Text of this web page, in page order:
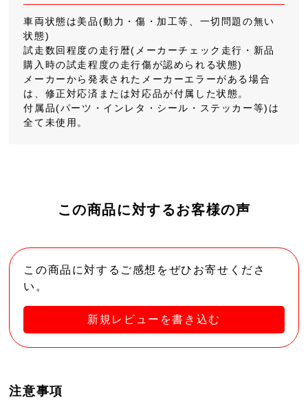
車両状態は美品(動力・傷・加工等、一切問題の無い
状態)
試走数回程度の走行暦(メーカーチェック走行・新品
購入時の試走程度の走行傷が認められる状態)
メーカーから発表されたメーカーエラーがある場合
は、修正対応済または対応品が付属した状態。
付属品(パーツ・インレタ・シール・ステッカー等)は
全て未使用。
この商品に対するお客様の声
この商品に対するご感想をぜひお寄せくださ
い。
新規レビューを書き込む
注意事項